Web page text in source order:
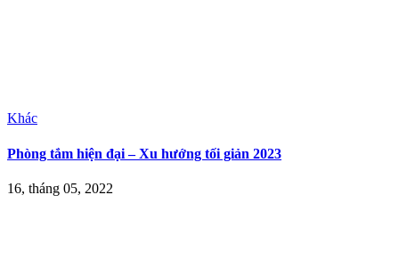
Khác
Phòng tắm hiện đại – Xu hướng tối giản 2023
16, tháng 05, 2022